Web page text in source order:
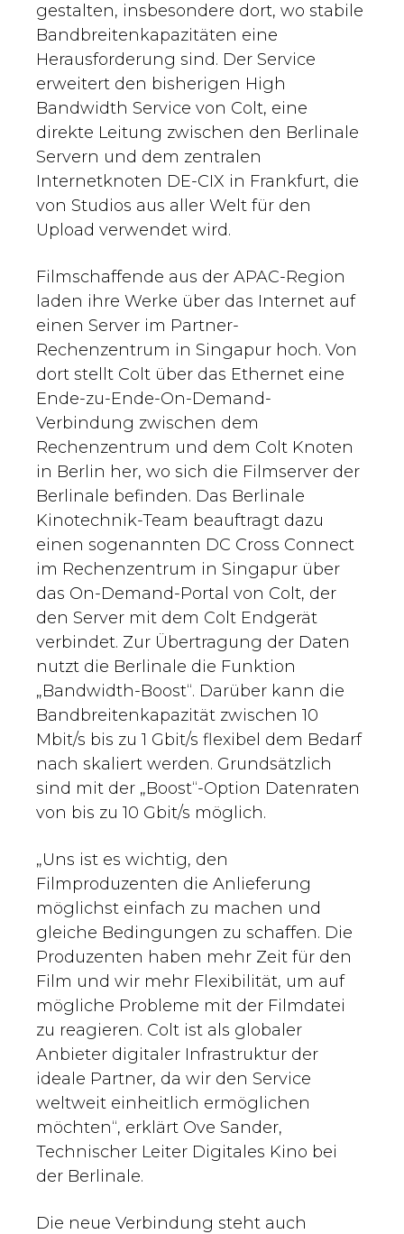
gestalten, insbesondere dort, wo stabile
Bandbreitenkapazitäten eine
Herausforderung sind. Der Service
erweitert den bisherigen High
Bandwidth Service von Colt, eine
direkte Leitung zwischen den Berlinale
Servern und dem zentralen
Internetknoten DE-CIX in Frankfurt, die
von Studios aus aller Welt für den
Upload verwendet wird.
Filmschaffende aus der APAC-Region
laden ihre Werke über das Internet auf
einen Server im Partner-
Rechenzentrum in Singapur hoch. Von
dort stellt Colt über das Ethernet eine
Ende-zu-Ende-On-Demand-
Verbindung zwischen dem
Rechenzentrum und dem Colt Knoten
in Berlin her, wo sich die Filmserver der
Berlinale befinden. Das Berlinale
Kinotechnik-Team beauftragt dazu
einen sogenannten DC Cross Connect
im Rechenzentrum in Singapur über
das On-Demand-Portal von Colt, der
den Server mit dem Colt Endgerät
verbindet. Zur Übertragung der Daten
nutzt die Berlinale die Funktion
„Bandwidth-Boost“. Darüber kann die
Bandbreitenkapazität zwischen 10
Mbit/s bis zu 1 Gbit/s flexibel dem Bedarf
nach skaliert werden. Grundsätzlich
sind mit der „Boost“-Option Datenraten
von bis zu 10 Gbit/s möglich.
„Uns ist es wichtig, den
Filmproduzenten die Anlieferung
möglichst einfach zu machen und
gleiche Bedingungen zu schaffen. Die
Produzenten haben mehr Zeit für den
Film und wir mehr Flexibilität, um auf
mögliche Probleme mit der Filmdatei
zu reagieren. Colt ist als globaler
Anbieter digitaler Infrastruktur der
ideale Partner, da wir den Service
weltweit einheitlich ermöglichen
möchten“, erklärt Ove Sander,
Technischer Leiter Digitales Kino bei
der Berlinale.
Die neue Verbindung steht auch